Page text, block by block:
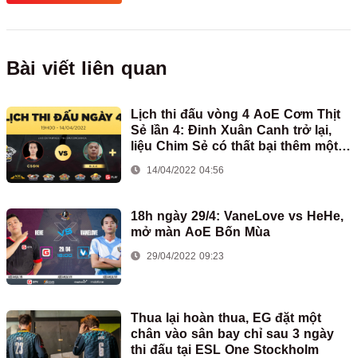
Bài viết liên quan
Lịch thi đấu vòng 4 AoE Cơm Thịt
Sẻ lần 4: Đinh Xuân Canh trở lại,
liệu Chim Sẻ có thất bại thêm một
lần nữa?
14/04/2022 04:56
18h ngày 29/4: VaneLove vs HeHe,
mở màn AoE Bốn Mùa
29/04/2022 09:23
Thua lại hoàn thua, EG đặt một
chân vào sân bay chỉ sau 3 ngày
thi đấu tại ESL One Stockholm